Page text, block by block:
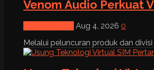
Venom Audio Perkuat
Aug 4, 2026 0
Melalui peluncuran produk dan divisi